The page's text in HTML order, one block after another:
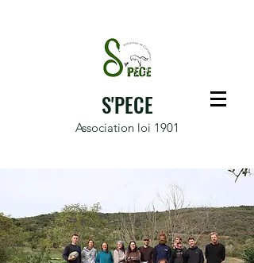
Association loi 1901
S'PECE